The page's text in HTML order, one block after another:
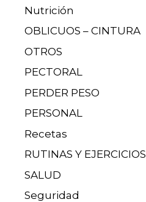
Nutrición
OBLICUOS – CINTURA
OTROS
PECTORAL
PERDER PESO
PERSONAL
Recetas
RUTINAS Y EJERCICIOS
SALUD
Seguridad